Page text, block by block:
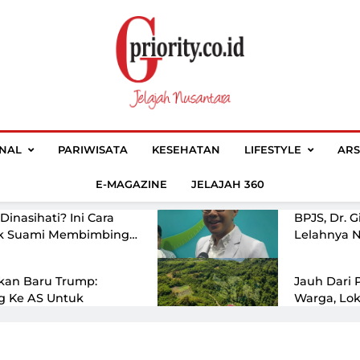
Majalah
Jelajah Nusantara
PARIWISATA KESEHATAN LIFESTYLE
E-MAGAZINE JELAJAH 360
Absen Digital
Kartu Yang Dapat
Dengan
Wanita Harus
Ini Cara
Suami Membimbing
Soroti
BPJS, Dr.
Lelahnya
Baru Trump:
Ke AS Untuk
Jauh Dari
Warga,